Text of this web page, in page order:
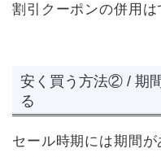
割引クーポンの併用は
安く買う方法② / 期
る
セール時期には期間